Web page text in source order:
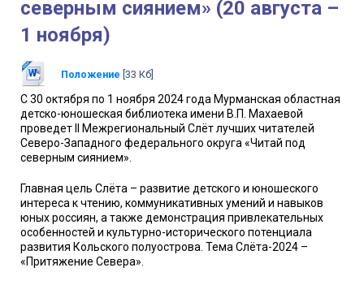
северным сиянием» (20 августа –
1 ноября)
Положение [33 Кб]
С 30 октября по 1 ноября 2024 года Мурманская областная
детско-юношеская библиотека имени В.П. Махаевой
проведет II Межрегиональный Слёт лучших читателей
Северо-Западного федерального округа «Читай под
северным сиянием».
Главная цель Слёта – развитие детского и юношеского
интереса к чтению, коммуникативных умений и навыков
юных россиян, а также демонстрация привлекательных
особенностей и культурно-исторического потенциала
развития Кольского полуострова. Тема Слёта-2024 –
«Притяжение Севера».